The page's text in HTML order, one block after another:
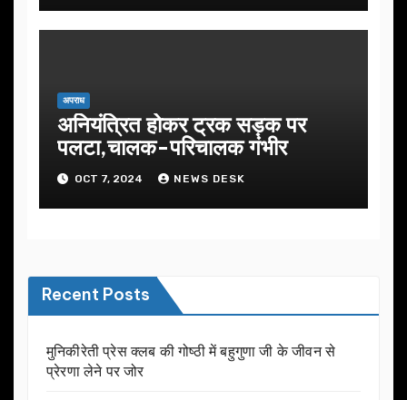
अपराध
अनियंत्रित होकर ट्रक सड़क पर
पलटा,चालक-परिचालक गंभीर
OCT 7, 2024 NEWS DESK
Recent Posts
मुनिकीरेती प्रेस क्लब की गोष्ठी में बहुगुणा जी के जीवन से
प्रेरणा लेने पर जोर